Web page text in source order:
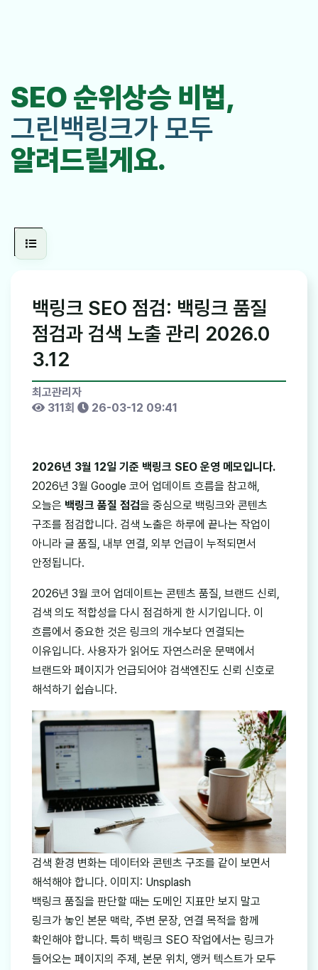
SEO 순위상승 비법,
그린백링크가 모두
알려드릴게요.
백링크 SEO 점검: 백링크 품질
점검과 검색 노출 관리 2026.0
3.12
최고관리자
311회
26-03-12 09:41
2026년 3월 12일 기준 백링크 SEO 운영 메모입니다.
2026년 3월 Google 코어 업데이트 흐름을 참고해,
오늘은 백링크 품질 점검을 중심으로 백링크와 콘텐츠
구조를 점검합니다. 검색 노출은 하루에 끝나는 작업이
아니라 글 품질, 내부 연결, 외부 언급이 누적되면서
안정됩니다.
2026년 3월 코어 업데이트는 콘텐츠 품질, 브랜드 신뢰,
검색 의도 적합성을 다시 점검하게 한 시기입니다. 이
흐름에서 중요한 것은 링크의 개수보다 연결되는
이유입니다. 사용자가 읽어도 자연스러운 문맥에서
브랜드와 페이지가 언급되어야 검색엔진도 신뢰 신호로
해석하기 쉽습니다.
검색 환경 변화는 데이터와 콘텐츠 구조를 같이 보면서
해석해야 합니다. 이미지: Unsplash
백링크 품질을 판단할 때는 도메인 지표만 보지 말고
링크가 놓인 본문 맥락, 주변 문장, 연결 목적을 함께
확인해야 합니다. 특히 백링크 SEO 작업에서는 링크가
들어오는 페이지의 주제, 본문 위치, 앵커 텍스트가 모두